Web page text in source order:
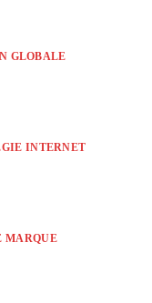
GLOBALE
INTERNET
MARQUE